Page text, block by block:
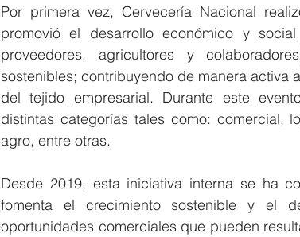
Por primera vez, Cervecería Nacional
promovió el desarrollo económico y
proveedores, agricultores y
sostenibles; contribuyendo de manera activa
del tejido empresarial. Durante este
distintas categorías tales como: comercial,
agro, entre otras.
Desde 2019, esta iniciativa interna se ha
fomenta el crecimiento sostenible y el
oportunidades comerciales que pueden